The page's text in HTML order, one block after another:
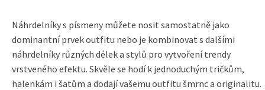
Náhrdelníky s písmeny můžete nosit samostatně jako
dominantní prvek outfitu nebo je kombinovat s dalšími
náhrdelníky různých délek a stylů pro vytvoření trendy
vrstveného efektu. Skvěle se hodí k jednoduchým tričkům,
halenkám i šatům a dodají vašemu outfitu šmrnc a originalitu.